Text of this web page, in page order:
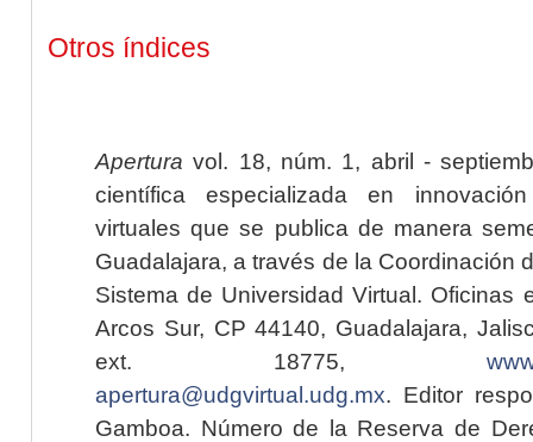
Otros índices
Apertura vol. 18, núm. 1, abril -
científica especializada en
virtuales que se publica de manera
Guadalajara, a través de la Coordinación
Sistema de Universidad Virtual. Oficinas
Arcos Sur, CP 44140, Guadalajara,
ext. 18775,
apertura@udgvirtual.udg.mx. Editor
Gamboa. Número de la Reserva de